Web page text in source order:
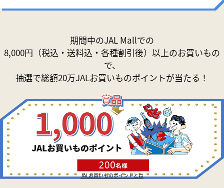
期間中のJAL Mallでの
8,000円（税込・送料込・各種割引後）以上のお買いもの
で、
抽選で総額20万JALお買いものポイントが当たる！
JALお買いものポイントとは